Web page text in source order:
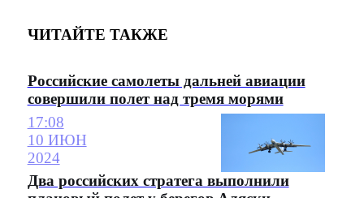
ЧИТАЙТЕ ТАКЖЕ
Российские самолеты дальней авиации
совершили полет над тремя морями
17:08
10 ИЮН
2024
Два российских стратега выполнили